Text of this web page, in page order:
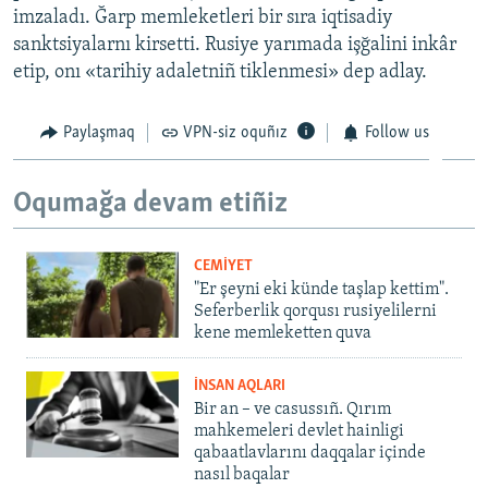
imzaladı. Ğarp memleketleri bir sıra iqtisadiy
sanktsiyalarnı kirsetti. Rusiye yarımada işğalini inkâr
etip, onı «tarihiy adaletniñ tiklenmesi» dep adlay.
Paylaşmaq VPN-siz oquñız Follow us
Oqumağa devam etiñiz
CEMİYET
"Er şeyni eki künde taşlap kettim".
Seferberlik qorqusı rusiyelilerni
kene memleketten quva
İNSAN AQLARI
Bir an – ve casussıñ. Qırım
mahkemeleri devlet hainligi
qabaatlavlarını daqqalar içinde
nasıl baqalar